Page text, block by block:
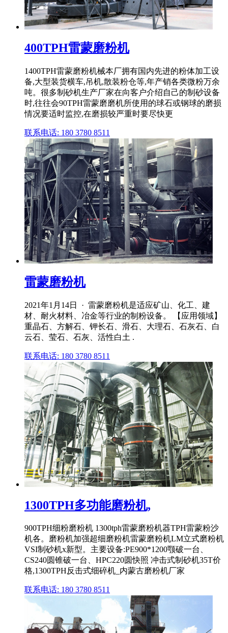
400TPH雷蒙磨粉机
1400TPH雷蒙磨粉机械本厂拥有国内先进的粉体加工设
备,大型装货横车,吊机,散装粉仓等,年产销各类微粉万余
吨。很多制砂机生产厂家在向客户介绍自己的制砂设备
时,往往会90TPH雷蒙磨磨机所使用的球石或钢球的磨损
情况要适时监控,在磨损较严重时要尽快更
联系电话: 180 3780 8511
雷蒙磨粉机
2021年1月14日 · 雷蒙磨粉机是适应矿山、化工、建
材、耐火材料、冶金等行业的制粉设备。 【应用领域】
重晶石、方解石、钾长石、滑石、大理石、石灰石、白
云石、莹石、石灰、活性白土 .
联系电话: 180 3780 8511
1300TPH多功能磨粉机,
900TPH细粉磨粉机 1300tph雷蒙磨粉机器TPH雷蒙粉沙
机各。磨粉机加强超细磨粉机雷蒙磨粉机LM立式磨粉机
VSI制砂机x新型。主要设备:PE900*1200颚破一台、
CS240圆锥破一台、HPC220圆快照 冲击式制砂机35T价
格,1300TPH反击式细碎机_内蒙古磨粉机厂家
联系电话: 180 3780 8511